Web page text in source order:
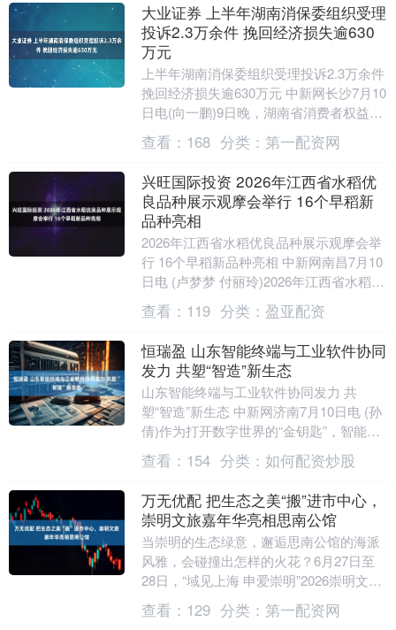
大业证券 上半年湖南消保委组织受理
投诉2.3万余件 挽回经济损失逾630
万元
上半年湖南消保委组织受理投诉2.3万余件
挽回经济损失逾630万元 中新网长沙7月10
日电(向一鹏)9日晚，湖南省消费者权益保
护委员会发布2026年上半年全省消....
查看： 168 分类： 第一配资网
兴旺国际投资 2026年江西省水稻优
良品种展示观摩会举行 16个早稻新
品种亮相
2026年江西省水稻优良品种展示观摩会举
行 16个早稻新品种亮相 中新网南昌7月10
日电 (卢梦梦 付丽玲)2026年江西省水稻优
良品种展示观摩会10日在江西南....
查看： 119 分类： 盈亚配资
恒瑞盈 山东智能终端与工业软件协同
发力 共塑“智造”新生态
山东智能终端与工业软件协同发力 共
塑“智造”新生态 中新网济南7月10日电 (孙
倩)作为打开数字世界的“金钥匙”，智能终
端正以持续迭代的创新，串联起生产、生
活的....
查看： 154 分类： 如何配资炒股
万无优配 把生态之美“搬”进市中心，
崇明文旅嘉年华亮相思南公馆
当崇明的生态绿意，邂逅思南公馆的海派
风雅，会碰撞出怎样的火花？6月27日至
28日，“域见上海 申爱崇明”2026崇明文旅
仲夏之夜嘉年华亮相黄浦区思南公馆，把
崇明....
查看： 129 分类： 第一配资网